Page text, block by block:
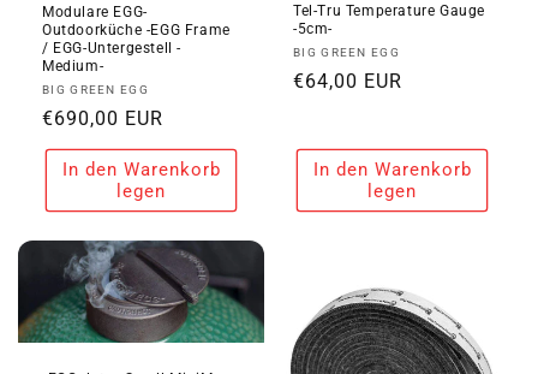
Modulare EGG-
Outdoorküche -EGG Frame
/ EGG-Untergestell -
Medium-
Anbieter:
BIG GREEN EGG
Normaler
Preis
€690,00 EUR
In den Warenkorb
legen
Tel-Tru Temperature Gauge
-5cm-
Anbieter:
BIG GREEN EGG
Normaler
€64,00 EUR
In den Warenkorb
legen